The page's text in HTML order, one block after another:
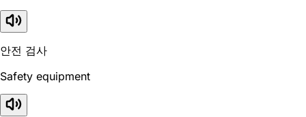
안전 검사
Safety equipment